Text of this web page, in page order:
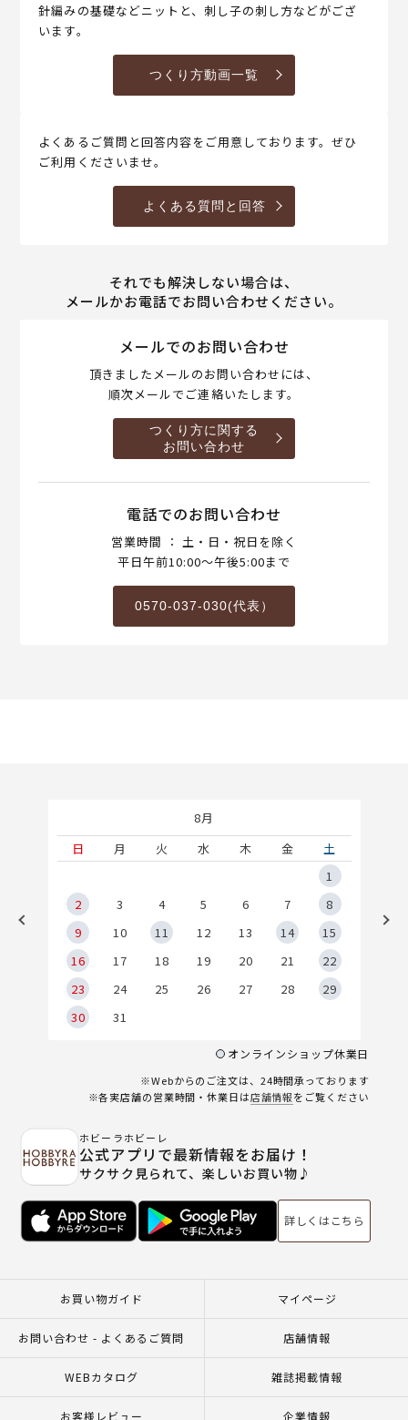
針編みの基礎などニットと、刺し子の刺し方などがござ
います。
つくり方動画一覧
よくあるご質問と回答内容をご用意しております。ぜひ
ご利用くださいませ。
よくある質問と回答
それでも解決しない場合は、
メールかお電話でお問い合わせください。
メールでのお問い合わせ
頂きましたメールのお問い合わせには、
順次メールでご連絡いたします。
つくり方に関する
お問い合わせ
電話でのお問い合わせ
営業時間 ： 土・日・祝日を除く
平日午前10:00～午後5:00まで
0570-037-030(代表）
8月
日
月 火 水 木 金
土
1
2
3 4 5 6 7
8
9
10 11 12 13 14
15
16
17 18 19 20 21
22
23
24 25 26 27 28
29
30
31
オンラインショップ休業日
※Webからのご注文は、24時間承っております
※各実店舗の営業時間・休業日は店舗情報をご覧ください
ホビーラホビーレ
公式アプリで最新情報をお届け！
サクサク見られて、楽しいお買い物♪
詳しくはこちら
お買い物ガイド マイページ
お問い合わせ - よくあるご質問 店舗情報
WEBカタログ 雑誌掲載情報
お客様レビュー 企業情報